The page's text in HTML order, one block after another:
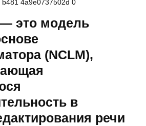
это модель
(NCLM),
в
речи